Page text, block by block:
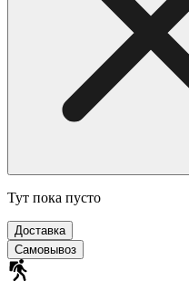
Тут пока пусто
Доставка
Cамовывоз